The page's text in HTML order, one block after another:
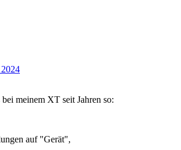
bei meinem XT seit Jahren so:
auf "Gerät",